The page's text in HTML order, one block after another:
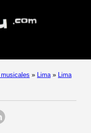
» Lima »
Lima